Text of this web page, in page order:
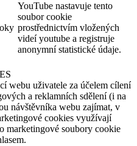
YouTube nastavuje tento
soubor cookie
prostřednictvím vložených
videí youtube a registruje
anonymní statistické údaje.
webu uživatele za účelem cílení
a reklamních sdělení (i na
návštěvníka webu zajímat, v
cookies využívají
marketingové soubory cookie